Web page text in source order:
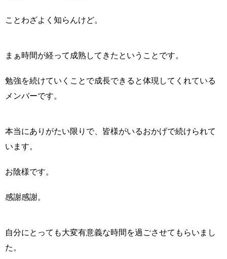
ことわざよく知らんけど。
まぁ時間が経って成熟してきたということです。
勉強を続けていくことで成長できると体現してくれている
メンバーです。
本当にありがたい限りで、皆様がいるおかげで続けられて
います。
お陰様です。
感謝感謝。
自分にとっても大変有意義な時間を過ごさせてもらいまし
た。